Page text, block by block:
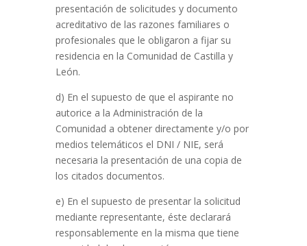
presentación de solicitudes y documento
acreditativo de las razones familiares o
profesionales que le obligaron a fijar su
residencia en la Comunidad de Castilla y
León.
d) En el supuesto de que el aspirante no
autorice a la Administración de la
Comunidad a obtener directamente y/o por
medios telemáticos el DNI / NIE, será
necesaria la presentación de una copia de
los citados documentos.
e) En el supuesto de presentar la solicitud
mediante representante, éste declarará
responsablemente en la misma que tiene